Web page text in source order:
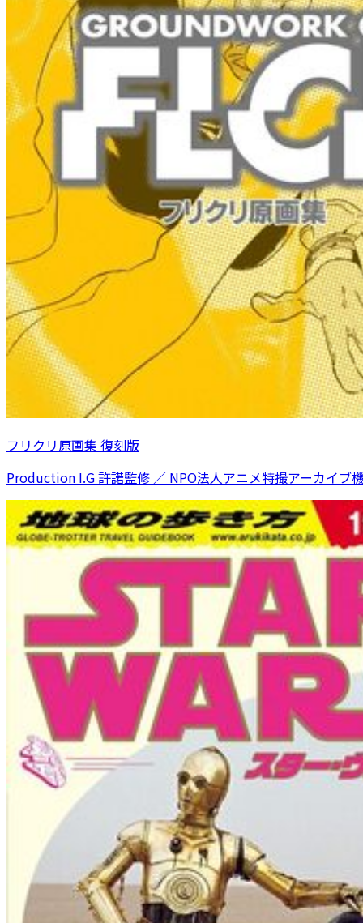
フリクリ原画集 復刻版
Production I.G 許諾監修 ／ NPO法人アニメ特撮アーカイブ